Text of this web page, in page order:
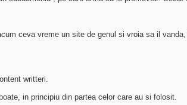
ceva vreme un site de genul si vroia sa il
writteri.
in principiu din partea celor care au si folosit.